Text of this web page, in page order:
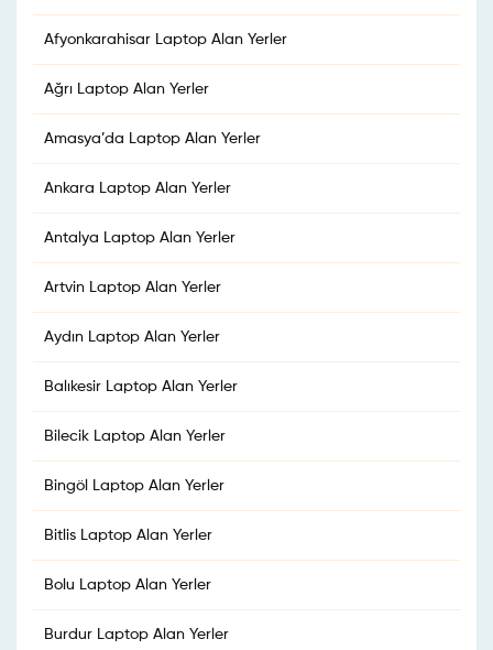
Afyonkarahisar Laptop Alan Yerler
Ağrı Laptop Alan Yerler
Amasya’da Laptop Alan Yerler
Ankara Laptop Alan Yerler
Antalya Laptop Alan Yerler
Artvin Laptop Alan Yerler
Aydın Laptop Alan Yerler
Balıkesir Laptop Alan Yerler
Bilecik Laptop Alan Yerler
Bingöl Laptop Alan Yerler
Bitlis Laptop Alan Yerler
Bolu Laptop Alan Yerler
Burdur Laptop Alan Yerler